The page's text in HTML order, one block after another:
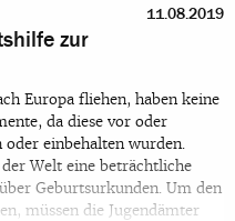
11.08.2019
zur
Europa fliehen, haben keine
da diese vor oder
einbehalten wurden.
Welt eine beträchtliche
Geburtsurkunden. Um den
müssen die Jugendämter